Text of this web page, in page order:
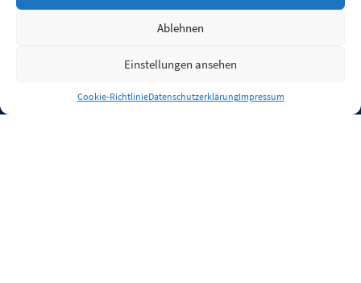
Ablehnen
Einstellungen ansehen
Cookie-RichtlinieDatenschutzerklärungImpressum